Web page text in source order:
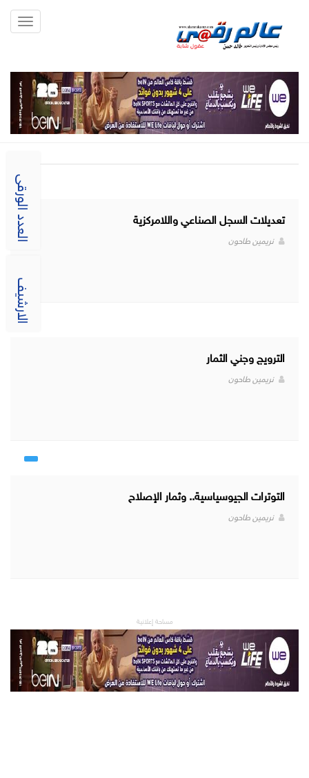
العدد الورقى
الارشيف
تعديلات السجل الصناعي واللامركزية
نريمين طاحون
الترويج وجني الثمار
نريمين طاحون
التوترات الجيوسياسية.. وثمار الإصلاح
نريمين طاحون
مساحة إعلانية